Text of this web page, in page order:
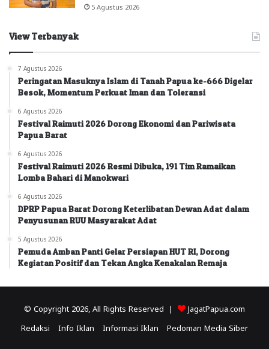
5 Agustus 2026
View Terbanyak
7 Agustus 2026
Peringatan Masuknya Islam di Tanah Papua ke-666 Digelar
Besok, Momentum Perkuat Iman dan Toleransi
6 Agustus 2026
Festival Raimuti 2026 Dorong Ekonomi dan Pariwisata
Papua Barat
6 Agustus 2026
Festival Raimuti 2026 Resmi Dibuka, 191 Tim Ramaikan
Lomba Bahari di Manokwari
6 Agustus 2026
DPRP Papua Barat Dorong Keterlibatan Dewan Adat dalam
Penyusunan RUU Masyarakat Adat
5 Agustus 2026
Pemuda Amban Panti Gelar Persiapan HUT RI, Dorong
Kegiatan Positif dan Tekan Angka Kenakalan Remaja
© Copyright 2026, All Rights Reserved | JagatPapua.com
Redaksi Info Iklan Informasi Iklan Pedoman Media Siber